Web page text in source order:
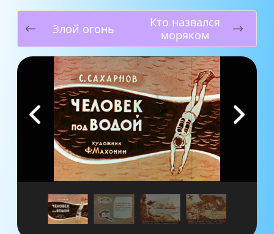
Злой огонь
Кто назвался
моряком